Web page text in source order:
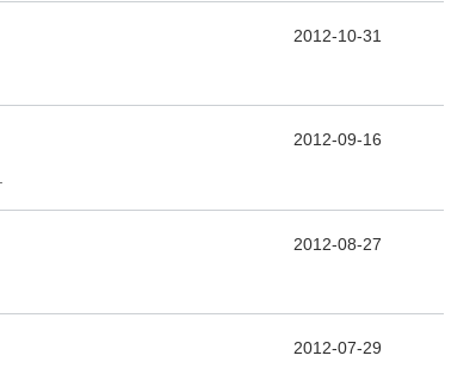
2012-10-31
2012-09-16
2012-08-27
2012-07-29